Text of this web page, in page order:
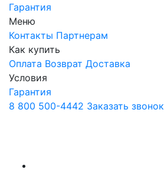
Гарантия
Меню
Контакты Партнерам
Как купить
Оплата Возврат Доставка
Условия
Гарантия
8 800 500-4442 Заказать звонок